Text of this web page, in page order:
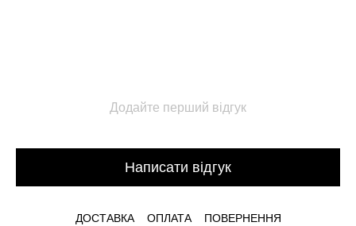
Додайте перший відгук
Написати відгук
ДОСТАВКА ОПЛАТА ПОВЕРНЕННЯ